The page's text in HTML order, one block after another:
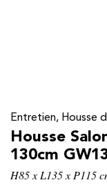
Entretien, Housse
Housse
130cm
H85 x L135 x P115